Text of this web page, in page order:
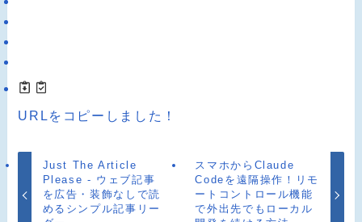
URLをコピーしました！
Just The Article
Please - ウェブ記事
を広告・装飾なしで読
めるシンプル記事リー
スマホからClaude
Codeを遠隔操作！リモ
ートコントロール機能
で外出先でもローカル